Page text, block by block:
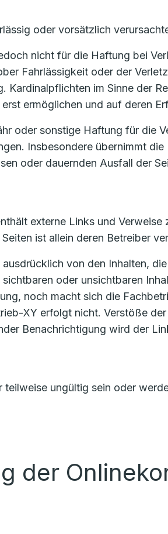
oder vorsätzlich
nicht für die Haftung bei
Fahrlässigkeit oder der
Kardinalpflichten im Sinne der
ermöglichen und auf deren
oder sonstige Haftung für die
Insbesondere übernimmt
oder dauernden Ausfall der
externe Links und
ist allein deren Betreiber
von den Inhalten,
oder unsichtbaren
noch macht sich die
XY erfolgt nicht. Verstöße
Benachrichtigung wird der
ungültig sein oder
der